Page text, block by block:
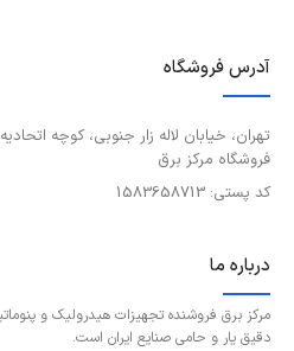
آدرس فروشگاه
فروشگاه مرکز برق
کد پستی: 1583658713
درباره ما
مرکز برق فروشنده تجهیزات هیدرولیک و
دقیق یار و حامی صنایع ایران است.